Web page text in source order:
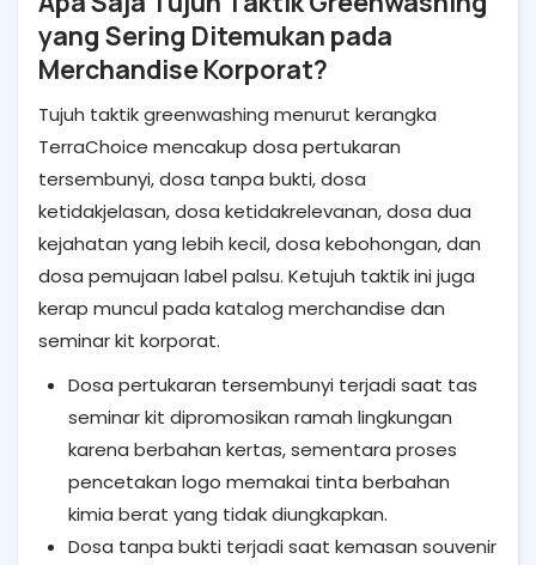
yang Sering Ditemukan pada
Merchandise Korporat?
Tujuh taktik greenwashing menurut kerangka
TerraChoice mencakup dosa pertukaran
tersembunyi, dosa tanpa bukti, dosa
ketidakjelasan, dosa ketidakrelevanan, dosa dua
kejahatan yang lebih kecil, dosa kebohongan, dan
dosa pemujaan label palsu. Ketujuh taktik ini juga
kerap muncul pada katalog merchandise dan
seminar kit korporat.
Dosa pertukaran tersembunyi terjadi saat tas
seminar kit dipromosikan ramah lingkungan
karena berbahan kertas, sementara proses
pencetakan logo memakai tinta berbahan
kimia berat yang tidak diungkapkan.
Dosa tanpa bukti terjadi saat kemasan souvenir